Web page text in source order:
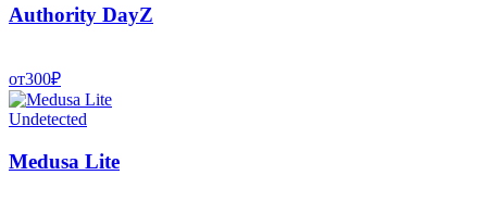
Authority DayZ
от300₽
Undetected
Medusa Lite